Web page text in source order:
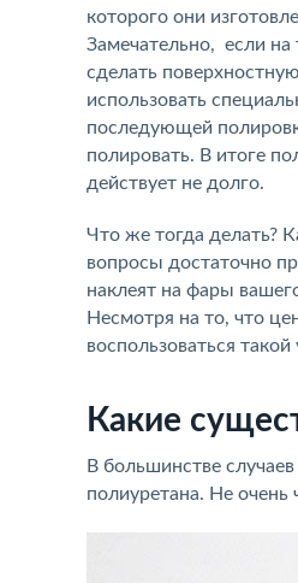
которого они
Замечательно, если
сделать
использовать
последующей
полировать. В итоге
действует не долго.
Что же тогда делать?
вопросы достаточно
наклеят на фары
Несмотря на то, что
воспользоваться
Какие
В большинстве
полиуретана. Не